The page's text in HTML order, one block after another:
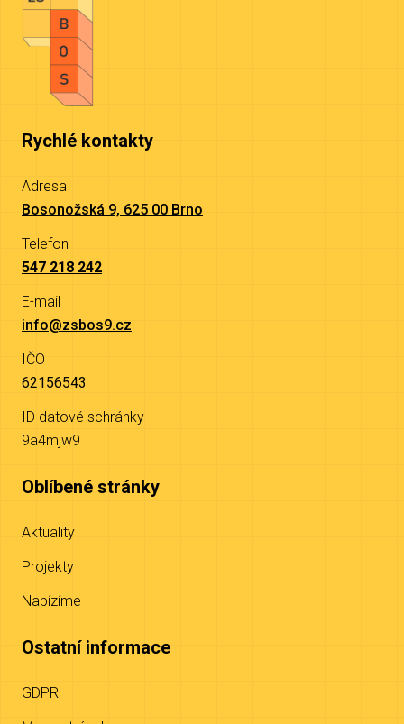
Rychlé kontakty
Adresa
Bosonožská 9, 625 00 Brno
Telefon
547 218 242
E-mail
info@zsbos9.cz
IČO
62156543
ID datové schránky
9a4mjw9
Oblíbené stránky
Aktuality
Projekty
Nabízíme
Ostatní informace
GDPR